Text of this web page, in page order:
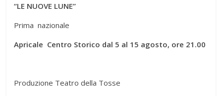
“LE NUOVE LUNE”
Prima nazionale
Apricale Centro Storico dal 5 al 15 agosto, ore 21.00
Produzione Teatro della Tosse